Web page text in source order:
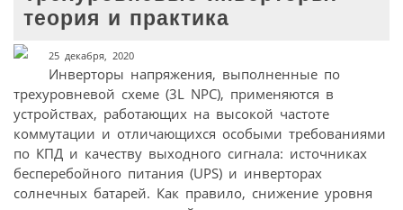
теория и практика
25 декабря, 2020
Инверторы напряжения, выполненные по
трехуровневой схеме (3L NPC), применяются в
устройствах, работающих на высокой частоте
коммутации и отличающихся особыми требованиями
по КПД и качеству выходного сигнала: источниках
бесперебойного питания (UPS) и инверторах
солнечных батарей. Как правило, снижение уровня